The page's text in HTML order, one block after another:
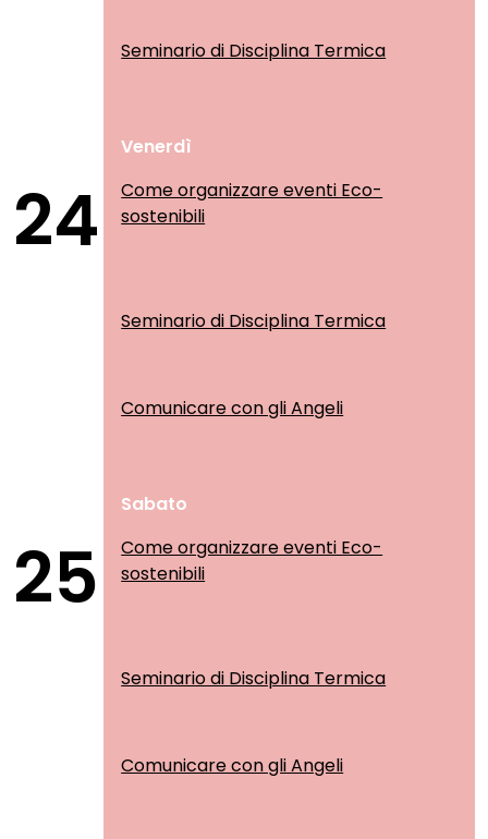
Seminario di Disciplina Termica
24
Venerdì
Come organizzare eventi Eco-
sostenibili
Seminario di Disciplina Termica
Comunicare con gli Angeli
25
Sabato
Come organizzare eventi Eco-
sostenibili
Seminario di Disciplina Termica
Comunicare con gli Angeli